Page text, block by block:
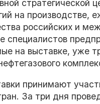
стратегической
на производстве,
российских и
специалистов
на выставке, уже
принимают
За три дня